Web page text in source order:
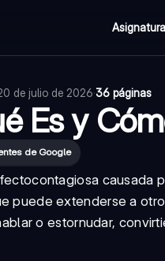
de julio de 2026·36 páginas
Es y
de Google
causada
puede extenderse a
o estornudar,